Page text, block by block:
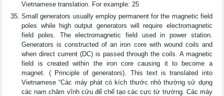
Vietnamese translation. For example: 25
Small generators usually employ permanent for the magnetic field
poles while high output generators will require electromagnetic
field poles. The electromagnetic field used in power station.
Generators is constructed of an iron core with wound coils and
when direct current (DC) is passed through the coils. A magnetic
field is created within the iron core causing it to become a
magnet. ( Principle of generators). This text is translated into
Vietnamese “Các máy phát có kích thước nhỏ thường sử dụng
các nam châm vĩnh cửu để chế tạo các cực từ trường. Các máy